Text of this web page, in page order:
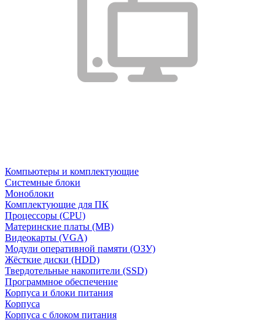
Компьютеры и комплектующие
Системные блоки
Моноблоки
Комплектующие для ПК
Процессоры (CPU)
Материнские платы (MB)
Видеокарты (VGA)
Модули оперативной памяти (ОЗУ)
Жёсткие диски (HDD)
Твердотельные накопители (SSD)
Программное обеспечение
Корпуса и блоки питания
Корпуса
Корпуса с блоком питания